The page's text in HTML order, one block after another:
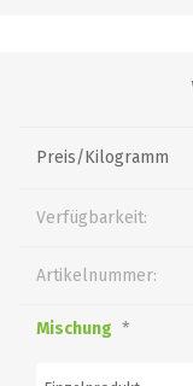
Preis/Kilogramm
Verfügbarkeit:
Artikelnummer:
Mischung *